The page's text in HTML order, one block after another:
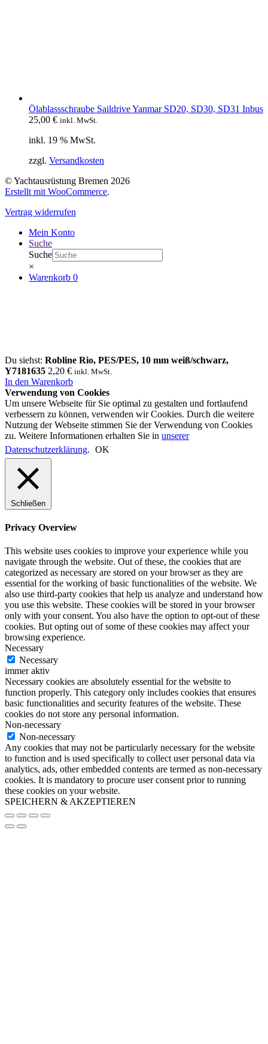
Ölablassschraube Saildrive Yanmar SD20, SD30, SD31 Inbus
25,00 € inkl. MwSt.
inkl. 19 % MwSt.
zzgl. Versandkosten
© Yachtausrüstung Bremen 2026
Erstellt mit WooCommerce.
Vertrag widerrufen
Mein Konto
Suche
Suche
×
Warenkorb 0
Du siehst: Robline Rio, PES/PES, 10 mm weiß/schwarz,
Y7181635 2,20 € inkl. MwSt.
In den Warenkorb
Verwendung von Cookies
Um unsere Webseite für Sie optimal zu gestalten und fortlaufend
verbessern zu können, verwenden wir Cookies. Durch die weitere
Nutzung der Webseite stimmen Sie der Verwendung von Cookies
zu. Weitere Informationen erhalten Sie in unserer
Datenschutzerklärung. OK
Schließen
Privacy Overview
This website uses cookies to improve your experience while you
navigate through the website. Out of these, the cookies that are
categorized as necessary are stored on your browser as they are
essential for the working of basic functionalities of the website. We
also use third-party cookies that help us analyze and understand how
you use this website. These cookies will be stored in your browser
only with your consent. You also have the option to opt-out of these
cookies. But opting out of some of these cookies may affect your
browsing experience.
Necessary
Necessary
immer aktiv
Necessary cookies are absolutely essential for the website to
function properly. This category only includes cookies that ensures
basic functionalities and security features of the website. These
cookies do not store any personal information.
Non-necessary
Non-necessary
Any cookies that may not be particularly necessary for the website
to function and is used specifically to collect user personal data via
analytics, ads, other embedded contents are termed as non-necessary
cookies. It is mandatory to procure user consent prior to running
these cookies on your website.
SPEICHERN & AKZEPTIEREN